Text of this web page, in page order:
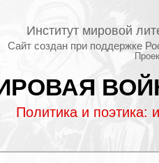
Институт мировой
Сайт создан при поддержке
Политика и поэтика: